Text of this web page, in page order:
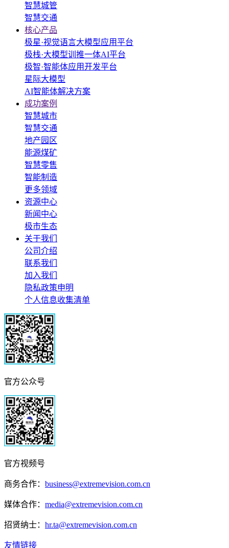
智慧城管
智慧交通
核心产品
极星·视觉语言大模型应用平台
极栈·大模型训推一体AI平台
极智·智能体应用开发平台
星际大模型
AI智能体解决方案
成功案例
智慧城市
智慧交通
地产园区
能源煤矿
智慧零售
智能制造
更多领域
资源中心
新闻中心
极市生态
关于我们
公司介绍
联系我们
加入我们
隐私政策申明
个人信息收集清单
官方公众号
官方视频号
商务合作： business@extremevision.com.cn
媒体合作： media@extremevision.com.cn
招贤纳士： hr.ta@extremevision.com.cn
友情链接